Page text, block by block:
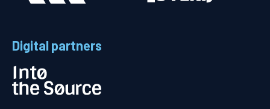
Digital partners